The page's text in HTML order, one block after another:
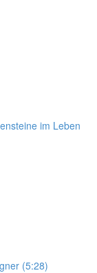
im Leben
(5:28)